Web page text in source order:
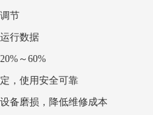
节
行数据
～60%
，使用安全可靠
备磨损，降低维修成本